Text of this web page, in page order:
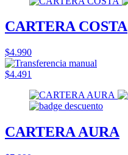
CARTERA COSTA
$4.990
$4.491
CARTERA AURA